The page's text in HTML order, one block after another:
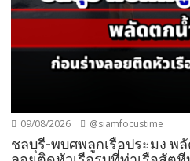
09/08/2026 @siamfocustime
ชลบุรี-พบศพลูกเรือประมง พ